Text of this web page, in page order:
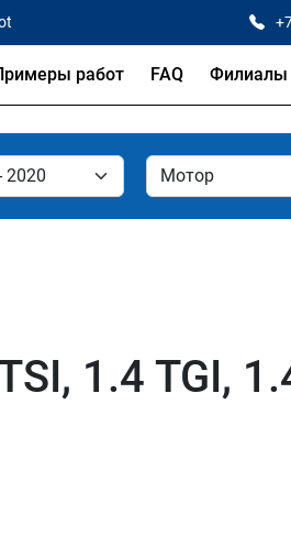
работ FAQ Филиалы
1.4 TGI,